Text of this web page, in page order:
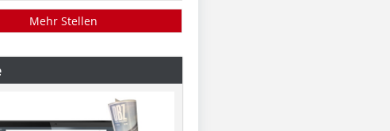
Mehr Stellen